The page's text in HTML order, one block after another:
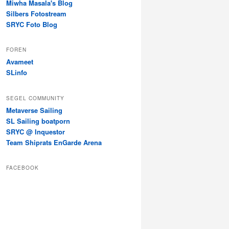
Miwha Masala's Blog
Silbers Fotostream
SRYC Foto Blog
FOREN
Avameet
SLinfo
SEGEL COMMUNITY
Metaverse Sailing
SL Sailing boatporn
SRYC @ Inquestor
Team Shiprats EnGarde Arena
FACEBOOK